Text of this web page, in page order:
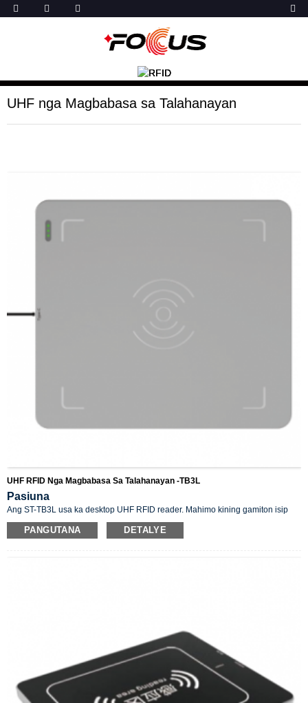
UHF nga Magbabasa sa Talahanayan
UHF RFID Nga Magbabasa Sa Talahanayan -TB3L
Pasiuna
Ang ST-TB3L usa ka desktop UHF RFID reader. Mahimo kining gamiton isip
library workstation ug makatabang usab kini sa ubang mga okasyon nga
kinahanglan basahon ug sulatan ang mga RFID tag.
PANGUTANA DETALYE